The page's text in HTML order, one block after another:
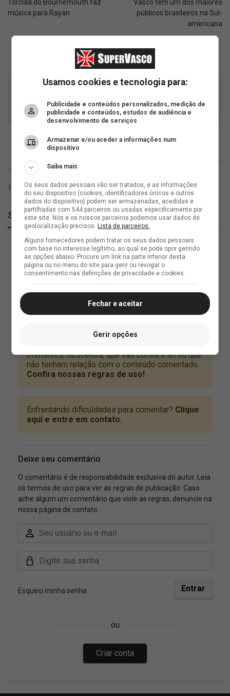
Torcida do Bournemouth faz
música para Rayan
Vasco tem um dos maiores
públicos brasileiros na Sul-
americana
SuperVasco
Usamos cookies e tecnologia para:
Publicidade e conteúdos personalizados, medição de
publicidade e conteúdos, estudos de audiência e
desenvolvimento de serviços
Armazenar e/ou aceder a informações num
dispositivo
Saiba mais
Os seus dados pessoais vão ser tratados, e as informações
do seu dispositivo (cookies, identificadores únicos e outros
dados do dispositivo) podem ser armazenadas, acedidas e
partilhadas com 544 parceiros ou usadas especificamente por
este site. Nós e os nossos parceiros podemos usar dados de
geolocalização precisos.Lista de parceiros.
Alguns fornecedores podem tratar os seus dados pessoais
com base no interesse legítimo, ao qual se pode opor gerindo
as opções abaixo. Procure um link na parte inferior desta
página ou no menu do site para gerir ou revogar o
consentimento nas definições de privacidade e cookies.
Fechar e aceitar
Gerir opções